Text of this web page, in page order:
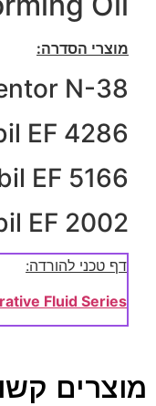
מוצרי הסדרה:
N-38
EF 4286
EF 5166
EF 2002
דף טכני להורדה:
Fluid Series
מוצרים